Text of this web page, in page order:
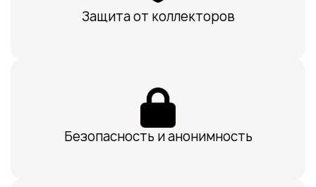
Защита от коллекторов
Безопасность и анонимность